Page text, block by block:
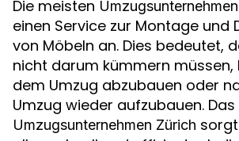
Die meisten
einen Service zur Montage und
von Möbeln an. Dies bedeutet,
nicht darum kümmern müssen,
dem Umzug abzubauen oder
Umzug wieder aufzubauen. Das
Umzugsunternehmen Zürich